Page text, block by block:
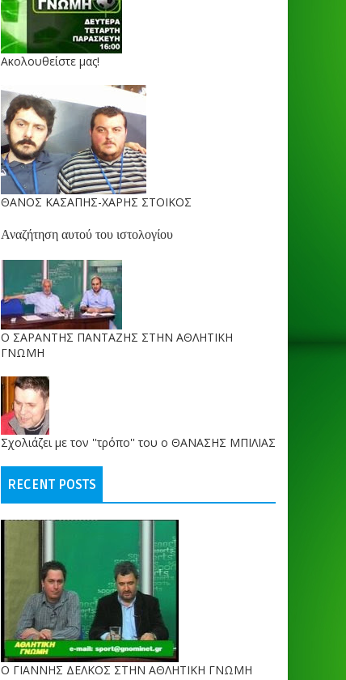
Ακολουθείστε μας!
ΘΑΝΟΣ ΚΑΣΑΠΗΣ-ΧΑΡΗΣ ΣΤΟΙΚΟΣ
Αναζήτηση αυτού του ιστολογίου
O ΣΑΡΑΝΤΗΣ ΠΑΝΤΑΖΗΣ ΣΤΗΝ ΑΘΛΗΤΙΚΗ
ΓΝΩΜΗ
Σχολιάζει με τον ''τρόπο'' του ο ΘΑΝΑΣΗΣ ΜΠΙΛΙΑΣ
RECENT POSTS
Ο ΓΙΑΝΝΗΣ ΔΕΛΚΟΣ ΣΤΗΝ ΑΘΛΗΤΙΚΗ ΓΝΩΜΗ